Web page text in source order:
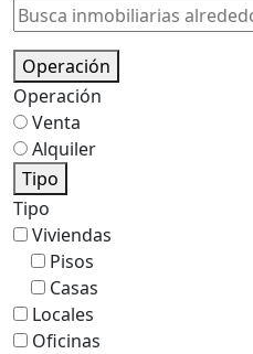
Operación
Operación
Venta
Alquiler
Tipo
Tipo
Viviendas
Pisos
Casas
Locales
Oficinas